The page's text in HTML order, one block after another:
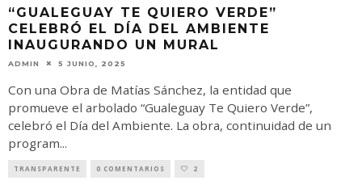
“GUALEGUAY TE QUIERO VERDE”
CELEBRÓ EL DÍA DEL AMBIENTE
INAUGURANDO UN MURAL
ADMIN 5 JUNIO, 2025
Con una Obra de Matías Sánchez, la entidad que
promueve el arbolado “Gualeguay Te Quiero Verde”,
celebró el Día del Ambiente. La obra, continuidad de un
program...
TRANSPARENTE 0 COMENTARIOS 2